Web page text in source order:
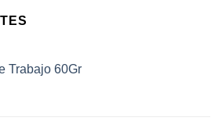
Trabajo 60Gr